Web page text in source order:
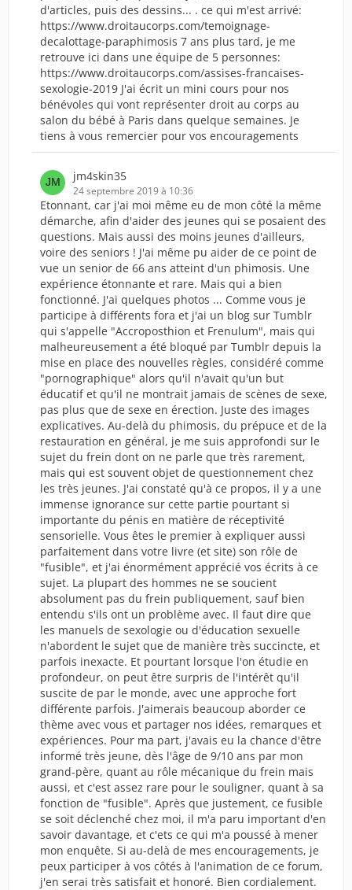
d'articles, puis des dessins... . ce qui m'est arrivé:
https://www.droitaucorps.com/temoignage-
decalottage-paraphimosis 7 ans plus tard, je me
retrouve ici dans une équipe de 5 personnes:
https://www.droitaucorps.com/assises-francaises-
sexologie-2019 J'ai écrit un mini cours pour nos
bénévoles qui vont représenter droit au corps au
salon du bébé à Paris dans quelque semaines. Je
tiens à vous remercier pour vos encouragements
jm4skin35
24 septembre 2019 à 10:36
Etonnant, car j'ai moi même eu de mon côté la même
démarche, afin d'aider des jeunes qui se posaient des
questions. Mais aussi des moins jeunes d'ailleurs,
voire des seniors ! J'ai même pu aider de ce point de
vue un senior de 66 ans atteint d'un phimosis. Une
expérience étonnante et rare. Mais qui a bien
fonctionné. J'ai quelques photos ... Comme vous je
participe à différents fora et j'ai un blog sur Tumblr
qui s'appelle "Accroposthion et Frenulum", mais qui
malheureusement a été bloqué par Tumblr depuis la
mise en place des nouvelles règles, considéré comme
"pornographique" alors qu'il n'avait qu'un but
éducatif et qu'il ne montrait jamais de scènes de sexe,
pas plus que de sexe en érection. Juste des images
explicatives. Au-delà du phimosis, du prépuce et de la
restauration en général, je me suis approfondi sur le
sujet du frein dont on ne parle que très rarement,
mais qui est souvent objet de questionnement chez
les très jeunes. J'ai constaté qu'à ce propos, il y a une
immense ignorance sur cette partie pourtant si
importante du pénis en matière de réceptivité
sensorielle. Vous êtes le premier à expliquer aussi
parfaitement dans votre livre (et site) son rôle de
"fusible", et j'ai énormément apprécié vos écrits à ce
sujet. La plupart des hommes ne se soucient
absolument pas du frein publiquement, sauf bien
entendu s'ils ont un problème avec. Il faut dire que
les manuels de sexologie ou d'éducation sexuelle
n'abordent le sujet que de manière très succincte, et
parfois inexacte. Et pourtant lorsque l'on étudie en
profondeur, on peut être surpris de l'intérêt qu'il
suscite de par le monde, avec une approche fort
différente parfois. J'aimerais beaucoup aborder ce
thème avec vous et partager nos idées, remarques et
expériences. Pour ma part, j'avais eu la chance d'être
informé très jeune, dès l'âge de 9/10 ans par mon
grand-père, quant au rôle mécanique du frein mais
aussi, et c'est assez rare pour le souligner, quant à sa
fonction de "fusible". Après que justement, ce fusible
se soit déclenché chez moi, il m'a paru important d'en
savoir davantage, et c'ets ce qui m'a poussé à mener
mon enquête. Si au-delà de mes encouragements, je
peux participer à vos côtés à l'animation de ce forum,
j'en serai très satisfait et honoré. Bien cordialement.